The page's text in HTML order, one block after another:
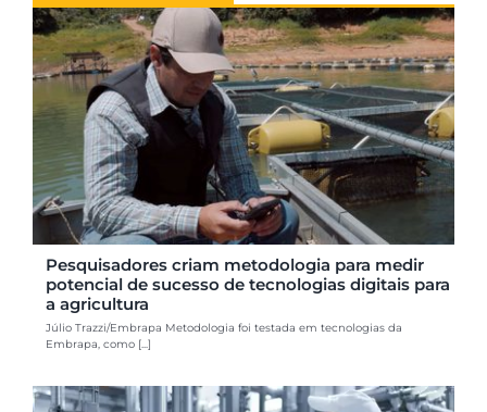
Pesquisadores criam metodologia para medir
potencial de sucesso de tecnologias digitais para
a agricultura
Júlio Trazzi/Embrapa Metodologia foi testada em tecnologias da
Embrapa, como [...]